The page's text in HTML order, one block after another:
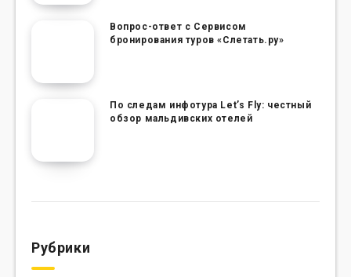
Вопрос-ответ с Сервисом
бронирования туров «Слетать.ру»
По следам инфотура Let’s Fly: честный
обзор мальдивских отелей
Рубрики